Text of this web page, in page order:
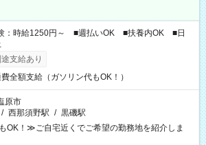
：時給1250円～ ■週払いOK ■扶養内OK ■日
支給あり
全額支給（ガソリン代もOK！）
原市
/ 西那須野駅 / 黒磯駅
OK！≫ご自宅近くでご希望の勤務地を紹介しま